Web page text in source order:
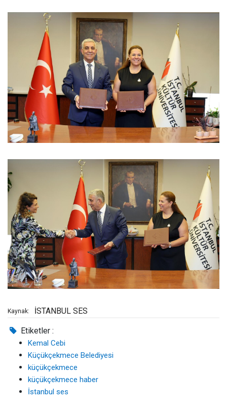
Kaynak: İSTANBUL SES
Etiketler :
Kemal Cebi
Küçükçekmece Belediyesi
küçükçekmece
küçükçekmece haber
İstanbul ses